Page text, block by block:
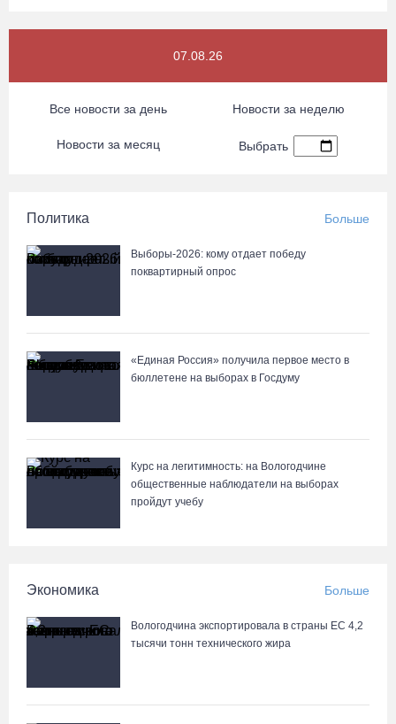
07.08.26
Все новости за день Новости за неделю
Новости за месяц Выбрать
Политика Больше
Выборы-2026: кому отдает победу
поквартирный опрос
«Единая Россия» получила первое место в
бюллетене на выборах в Госдуму
Курс на легитимность: на Вологодчине
общественные наблюдатели на выборах
пройдут учебу
Экономика Больше
Вологодчина экспортировала в страны ЕС 4,2
тысячи тонн технического жира